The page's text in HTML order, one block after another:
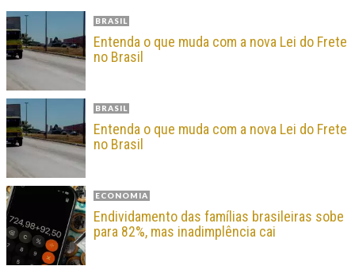
BRASIL
Entenda o que muda com a nova Lei do Frete
no Brasil
BRASIL
Entenda o que muda com a nova Lei do Frete
no Brasil
ECONOMIA
Endividamento das famílias brasileiras sobe
para 82%, mas inadimplência cai